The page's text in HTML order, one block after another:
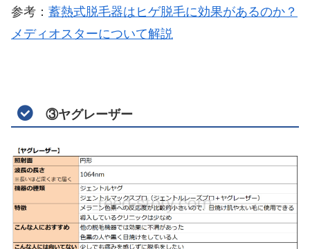
参考： 蓄熱式脱毛器はヒゲ脱毛に効果があるのか？
メディオスターについて解説
③ヤグレーザー